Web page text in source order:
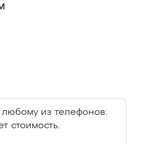
из телефонов:
стоимость.